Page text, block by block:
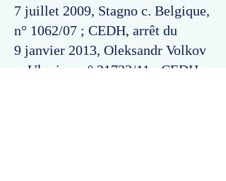
7 juillet 2009, Stagno c. Belgique,
n° 1062/07 ; CEDH, arrêt du
9 janvier 2013, Oleksandr Volkov
c. Ukraine, n° 21722/11 ; CEDH,